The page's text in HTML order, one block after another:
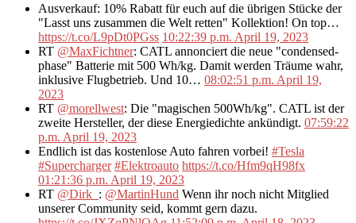
Ausverkauf: 10% Rabatt für euch auf die übrigen Stücke der
"Lasst uns zusammen die Welt retten" Kollektion! On top…
https://t.co/L9pDt0PGss 10:22:39 p.m. April 19, 2023
RT @MaxFichtner: CATL annonciert die neue "condensed-
phase" Batterie mit 500 Wh/kg. Damit werden Träume wahr,
inklusive Flugbetrieb. Und 10… 08:02:51 p.m. April 19,
2023
RT @morellwest: Die "magischen 500Wh/kg". CATL ist der
zweite Hersteller, der diese Energiedichte ankündigt. 07:59:22
p.m. April 19, 2023
Endlich ist das kostenlose Auto fahren vorbei! #Tesla
#Supercharger #Elektroauto https://t.co/Hfm9qH98fx
01:21:36 p.m. April 19, 2023
RT @Dirk_ : @MartinHund Wenn ihr noch nicht Mitglied
unserer Community seid, kommt gern dazu.